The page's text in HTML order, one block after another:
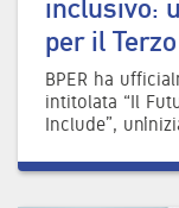
inclusivo:
per il
BPER ha
intitolata “Il
Include”,